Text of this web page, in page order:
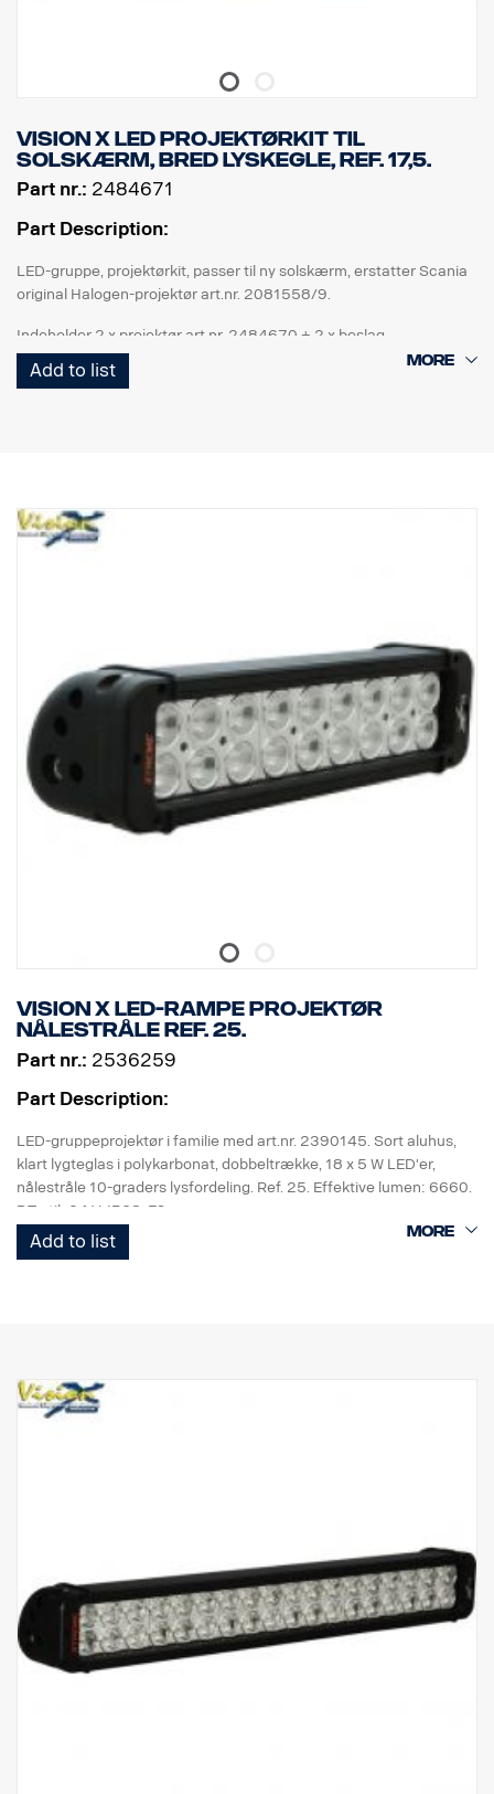
Vision X LED projektørkit til
solskærm, Bred lyskegle, Ref. 17,5.
Part nr.: 2484671
Part Description:
LED-gruppe, projektørkit, passer til ny solskærm, erstatter Scania
original Halogen-projektør art.nr. 2081558/9.
Indeholder 2 x projektør art.nr. 2484670 + 2 x beslag.
Sort aluhus, glas i klart polykarbonat, 12 LED'er, bred lyskegle: 25
Add to list
Vision X LED-rampe projektør
nålestråle Ref. 25.
Part nr.: 2536259
Part Description:
LED-gruppeprojektør i familie med art.nr. 2390145. Sort aluhus,
klart lygteglas i polykarbonat, dobbeltrække, 18 x 5 W LED'er,
nålestråle 10-graders lysfordeling. Ref. 25. Effektive lumen: 6660.
DT-stik 24 V, IP68, E9.
Add to list